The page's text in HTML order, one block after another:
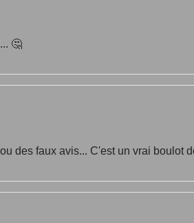
🤔
des faux avis... C'est un vrai boulot